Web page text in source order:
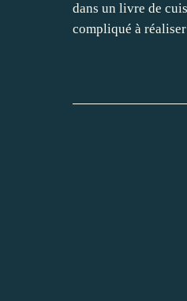
dans un livre de
compliqué à